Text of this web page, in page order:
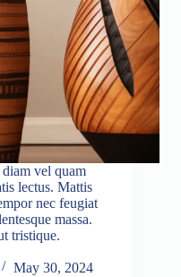
vel quam
lectus. Mattis
nec feugiat
massa.
tristique.
May 30, 2024